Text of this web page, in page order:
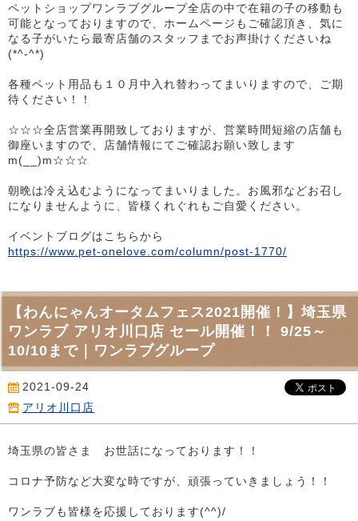
ペットショップワンラブグループ全店の中で在籍の子の移動も
可能となっておりますので、ホームページもご確認頂き、気に
なる子がいたら最寄店舗のスタッフまでお声掛けくださいね
(*^-^*)
各種ペット用品も１０月中入れ替わってまいりますので、ご期
待ください！！
☆☆☆全店営業再開致しておりますが、営業時間短縮の店舗も
御座いますので、店舗情報にてご確認お願い致します
m(__)m☆☆☆
朝晩は冷え込むようになってまいりました。お風邪などお召し
になりませんように、皆様くれぐれもご自愛ください。
イベントブログはこちらから
https://www.pet-onelove.com/column/post-1770/
【わんにゃんオータムフェス2021開催！】埼玉県
ワンラブ アリオ川口店 セール開催！！ 9/25～
10/10まで｜ワンラブグループ
2021-09-24
アリオ川口店
埼玉県の皆さま お世話になっております！！
コロナ予防など大変な時ですが、頑張っていきましょう！！
ワンラブも皆様を応援しております(^^)/